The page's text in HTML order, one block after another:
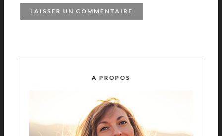
A PROPOS